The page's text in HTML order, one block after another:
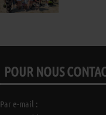
POUR NOUS
Par e-mail :